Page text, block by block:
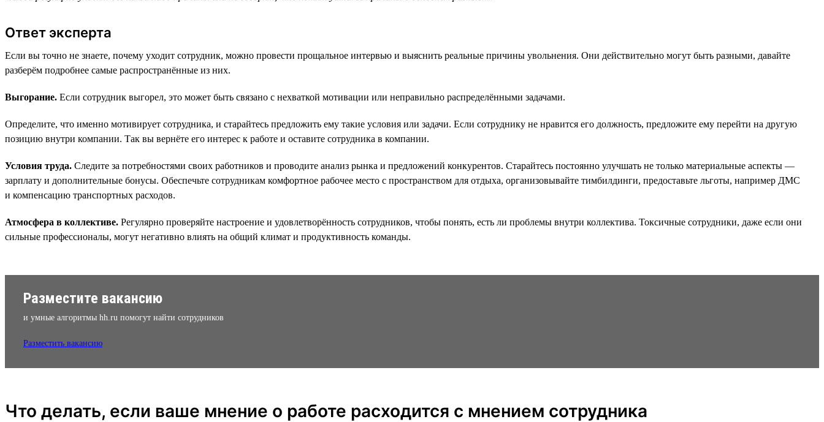
Ответ эксперта
Если вы точно не знаете, почему уходит сотрудник, можно провести прощальное интервью и выяснить реальные причины увольнения. Они действительно могут быть разными, давайте
разберём подробнее самые распространённые из них.
Выгорание. Если сотрудник выгорел, это может быть связано с нехваткой мотивации или неправильно распределёнными задачами.
Определите, что именно мотивирует сотрудника, и старайтесь предложить ему такие условия или задачи. Если сотруднику не нравится его должность, предложите ему перейти на другую
позицию внутри компании. Так вы вернёте его интерес к работе и оставите сотрудника в компании.
Условия труда. Следите за потребностями своих работников и проводите анализ рынка и предложений конкурентов. Старайтесь постоянно улучшать не только материальные аспекты —
зарплату и дополнительные бонусы. Обеспечьте сотрудникам комфортное рабочее место с пространством для отдыха, организовывайте тимбилдинги, предоставьте льготы, например ДМС
и компенсацию транспортных расходов.
Атмосфера в коллективе. Регулярно проверяйте настроение и удовлетворённость сотрудников, чтобы понять, есть ли проблемы внутри коллектива. Токсичные сотрудники, даже если они
сильные профессионалы, могут негативно влиять на общий климат и продуктивность команды.
Разместите вакансию
и умные алгоритмы hh.ru помогут найти сотрудников
Разместить вакансию
Что делать, если ваше мнение о работе расходится с мнением сотрудника